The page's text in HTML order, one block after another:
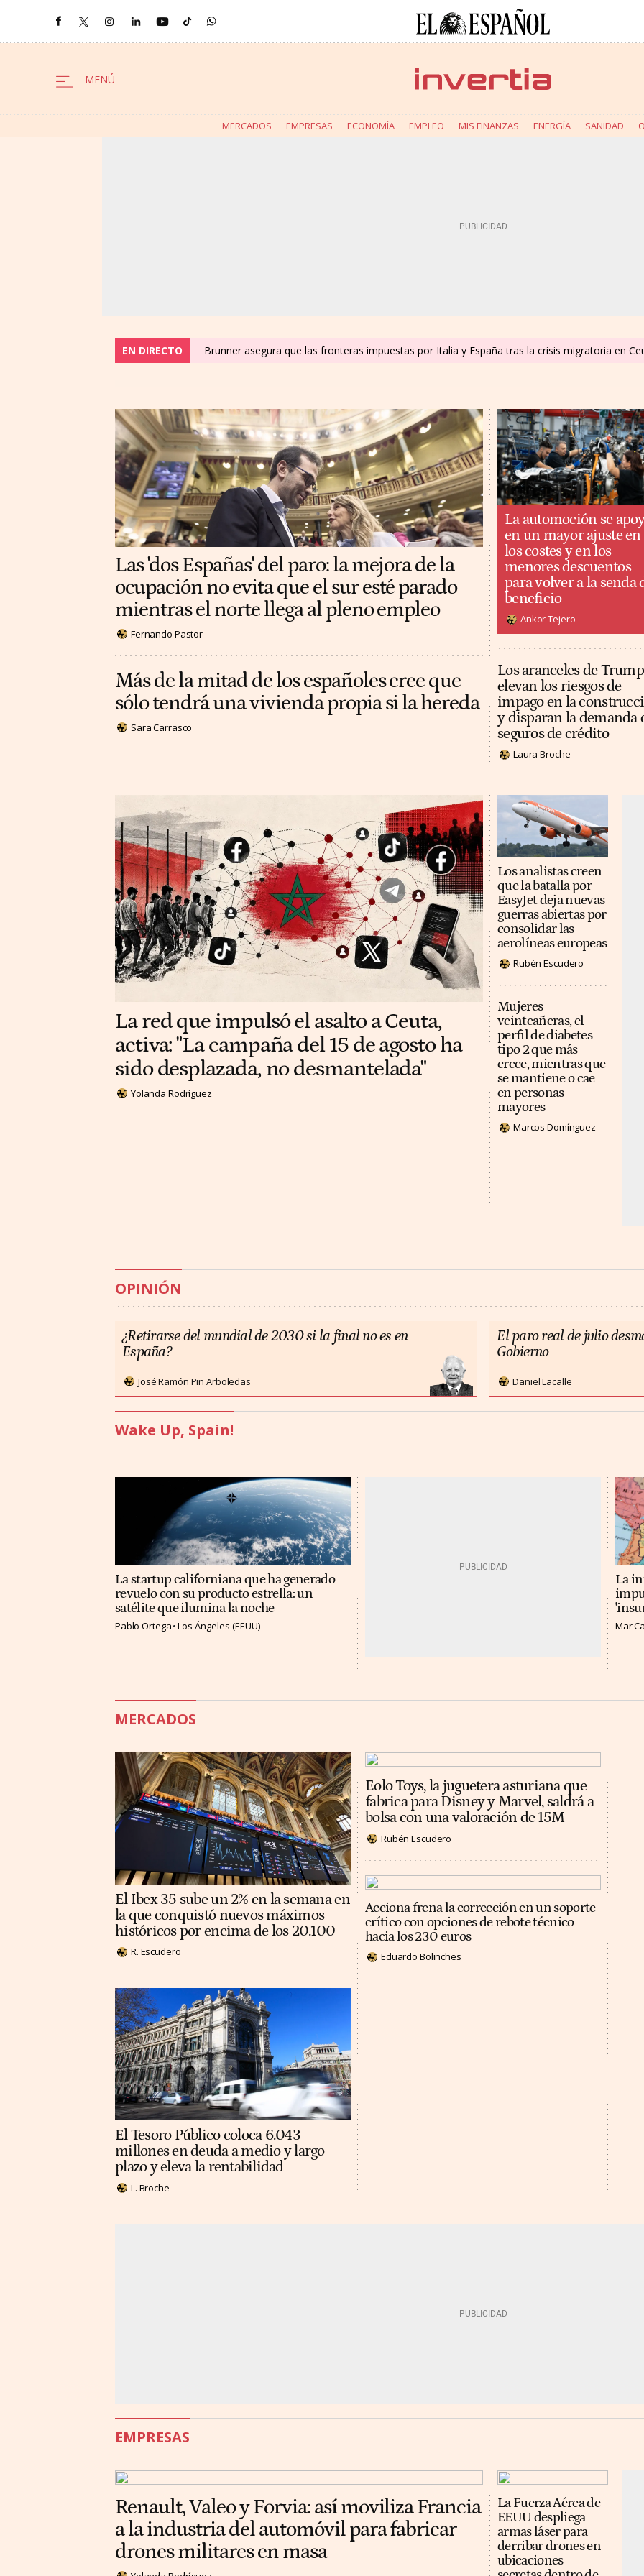
MERCADOS EMPRESAS ECONOMÍA EMPLEO MIS FINANZAS ENERGÍA SANIDAD
EN DIRECTO Brunner asegura que las fronteras impuestas por Italia y España tras la crisis migratoria en
Las 'dos Españas' del paro: la mejora de la
ocupación no evita que el sur esté parado
mientras el norte llega al pleno empleo
Fernando Pastor
Más de la mitad de los españoles cree que
sólo tendrá una vivienda propia si la hereda
Sara Carrasco
La automoción se
en un mayor ajuste en
los costes y en los
menores descuentos
para volver a la senda
beneficio
Ankor Tejero
Los aranceles de Trump
elevan los riesgos de
impago en la
y disparan la demanda
seguros de crédito
Laura Broche
La red que impulsó el asalto a Ceuta,
activa: "La campaña del 15 de agosto ha
sido desplazada, no desmantelada"
Yolanda Rodríguez
Los analistas creen
que la batalla por
EasyJet deja nuevas
guerras abiertas por
consolidar las
aerolíneas europeas
Rubén Escudero
Mujeres
veinteañeras, el
perfil de diabetes
tipo 2 que más
crece, mientras que
se mantiene o cae
en personas
mayores
Marcos Domínguez
OPINIÓN
¿Retirarse del mundial de 2030 si la final no es en
España?
José Ramón Pin Arboledas
El paro real de julio
Gobierno
Daniel Lacalle
Wake Up, Spain!
La startup californiana que ha generado
revuelo con su producto estrella: un
satélite que ilumina la noche
Pablo Ortega Los Ángeles (EEUU)
La
Mar
MERCADOS
El Ibex 35 sube un 2% en la semana en
la que conquistó nuevos máximos
históricos por encima de los 20.100
R. Escudero
El Tesoro Público coloca 6.043
millones en deuda a medio y largo
plazo y eleva la rentabilidad
L. Broche
Eolo Toys, la juguetera asturiana que
fabrica para Disney y Marvel, saldrá a
bolsa con una valoración de 15M
Rubén Escudero
Acciona frena la corrección en un soporte
crítico con opciones de rebote técnico
hacia los 230 euros
Eduardo Bolinches
EMPRESAS
Renault, Valeo y Forvia: así moviliza Francia
a la industria del automóvil para fabricar
drones militares en masa
La Fuerza Aérea de
EEUU despliega
armas láser para
derribar drones en
ubicaciones